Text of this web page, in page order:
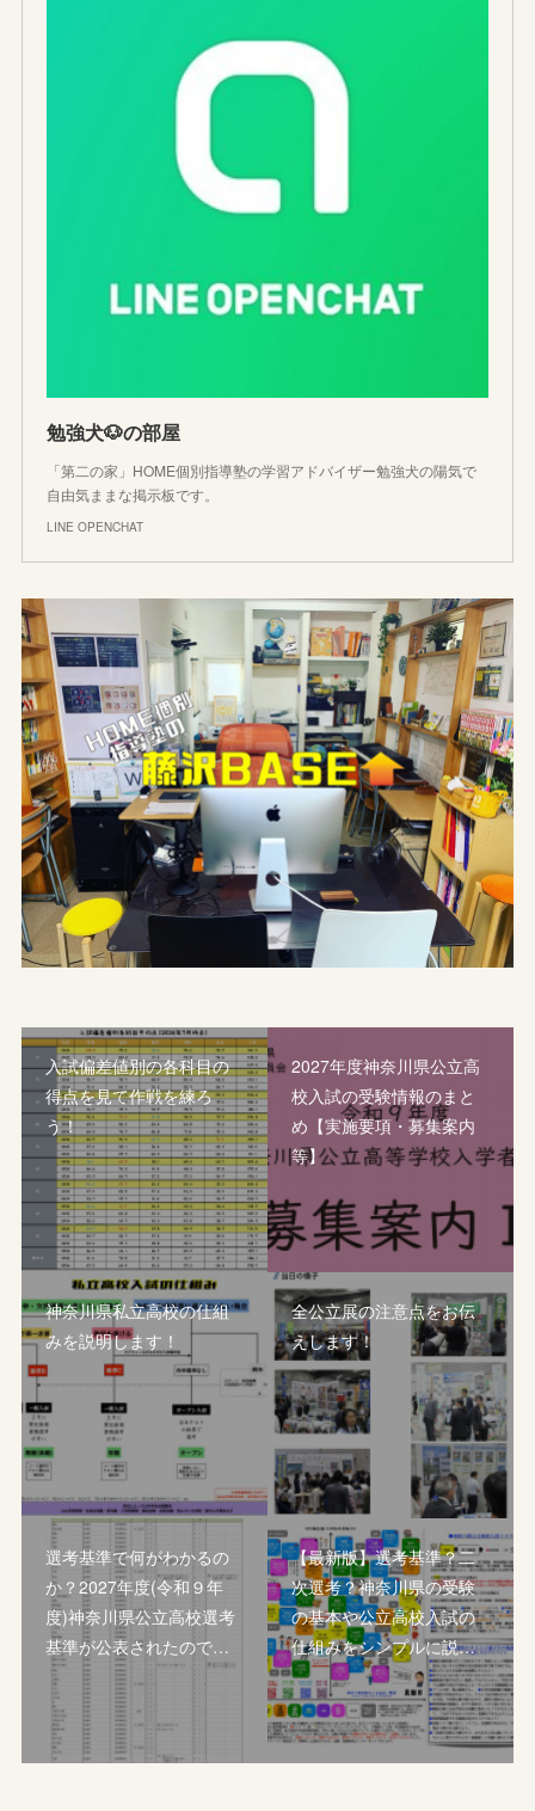
勉強犬🐶の部屋
「第二の家」HOME個別指導塾の学習アドバイザー勉強犬の陽気で
自由気ままな掲示板です。
LINE OPENCHAT
入試偏差値別の各科目の
得点を見て作戦を練ろ
う！
2027年度神奈川県公立高
校入試の受験情報のまと
め【実施要項・募集案内
等】
神奈川県私立高校の仕組
みを説明します！
全公立展の注意点をお伝
えします！
選考基準で何がわかるの
か？2027年度(令和９年
度)神奈川県公立高校選考
基準が公表されたので…
【最新版】選考基準？二
次選考？神奈川県の受験
の基本や公立高校入試の
仕組みをシンプルに説…